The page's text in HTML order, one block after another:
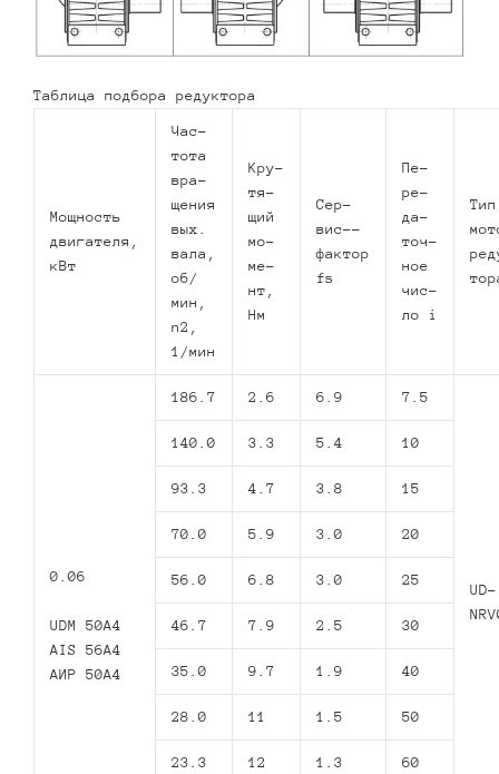
Таблица подбора редуктора
Мощ­ность
двигателя,
кВт
Час­
то­та
вра­
ще­ния
вых.
вала,
об/
мин,
n2,
1/мин
Кру­
тя­
щий
мо­
ме­
нт,
Нм
Сер­
вис-­
фактор
fs
Пе­
ре­
да­
точ­
ное
чис­
ло i
Тип
0.06
UDM 50A4
AIS 56A4
AИР 50А4
186.7 2.6 6.9 7.5
UD-
140.0 3.3 5.4 10
93.3 4.7 3.8 15
70.0 5.9 3.0 20
56.0 6.8 3.0 25
46.7 7.9 2.5 30
35.0 9.7 1.9 40
28.0 11 1.5 50
23.3 12 1.3 60